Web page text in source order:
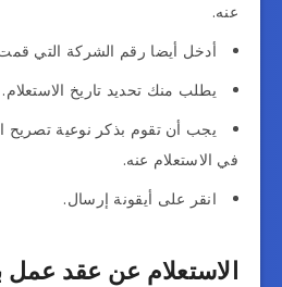
عنه.
أدخل أيضا رقم الشركة التي قمت
يطلب منك تحديد تاريخ الاستعلام.
يجب أن تقوم بذكر نوعية تصريح
في الاستعلام عنه.
انقر على أيقونة إرسال.
الاستعلام عن عقد عمل